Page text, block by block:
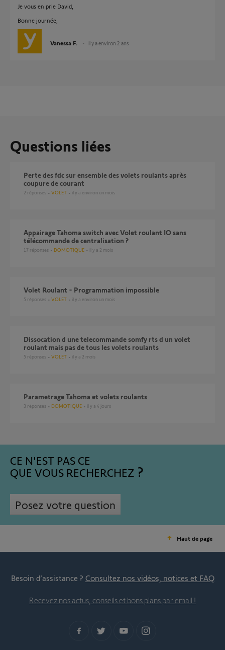
Je vous en prie David,
Bonne journée,
Vanessa F. il y a environ 2 ans
Questions liées
Perte des fdc sur ensemble des volets roulants après
coupure de courant
2 réponses VOLET il y a environ un mois
Appairage Tahoma switch avec Volet roulant IO sans
télécommande de centralisation ?
17 réponses DOMOTIQUE il y a 2 mois
Volet Roulant - Programmation impossible
5 réponses VOLET il y a environ un mois
dissocation d une telecommande somfy rts d un volet
roulant mais pas de tous les volets roulants
5 réponses VOLET il y a 2 mois
Parametrage Tahoma et volets roulants
3 réponses DOMOTIQUE il y a 4 jours
CE N'EST PAS CE
QUE VOUS RECHERCHEZ
Posez votre question
Haut de page
Besoin d’assistance ? Consultez nos vidéos, notices et FAQ
Recevez nos actus, conseils et bons plans par email !